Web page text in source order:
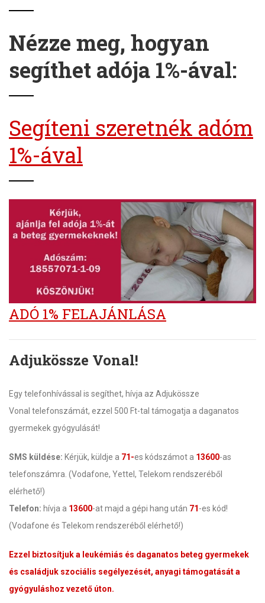
Nézze meg, hogyan
segíthet adója 1%-ával:
Segíteni szeretnék adóm
1%-ával
ADÓ 1% FELAJÁNLÁSA
Adjukössze Vonal!
Egy telefonhívással is segíthet, hívja az Adjukössze
Vonal telefonszámát, ezzel 500 Ft-tal támogatja a daganatos
gyermekek gyógyulását!
SMS küldése: Kérjük, küldje a 71-es kódszámot a 13600-as
telefonszámra. (Vodafone, Yettel, Telekom rendszeréből
elérhető!)
Telefon: hívja a 13600-at majd a gépi hang után 71-es kód!
(Vodafone és Telekom rendszeréből elérhető!)
Ezzel biztosítjuk a leukémiás és daganatos beteg gyermekek
és családjuk szociális segélyezését, anyagi támogatását a
gyógyuláshoz vezető úton.